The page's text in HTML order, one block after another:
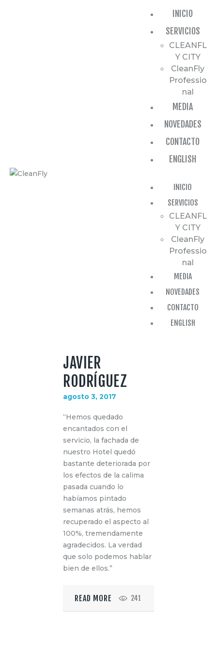
INICIO
SERVICIOS
CLEANFL
Y CITY
CleanFly
Professio
nal
MEDIA
NOVEDADES
CONTACTO
ENGLISH
INICIO
SERVICIOS
CLEANFL
Y CITY
CleanFly
Professio
nal
MEDIA
NOVEDADES
CONTACTO
ENGLISH
JAVIER
RODRÍGUEZ
agosto 3, 2017
“Hemos quedado
encantados con el
servicio, la fachada de
nuestro Hotel quedó
bastante deteriorada por
los efectos de la calima
pasada cuando lo
habíamos pintado
semanas atrás, hemos
recuperado el aspecto al
100%, tremendamente
agradecidos. La verdad
que solo podemos hablar
bien de ellos.”
READ MORE 241